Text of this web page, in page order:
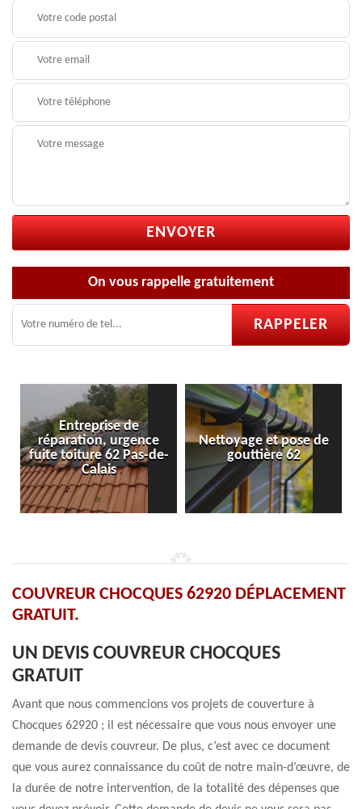
On vous rappelle gratuitement
Entreprise de
réparation, urgence
fuite toiture 62 Pas-de-
Calais
Nettoyage et pose de
gouttière 62
COUVREUR CHOCQUES 62920 DÉPLACEMENT
GRATUIT.
UN DEVIS COUVREUR CHOCQUES
GRATUIT
Avant que nous commencions vos projets de couverture à
Chocques 62920 ; il est nécessaire que vous nous envoyer une
demande de devis couvreur. De plus, c’est avec ce document
que vous aurez connaissance du coût de notre main-d’œuvre, de
la durée de notre intervention, de la totalité des dépenses que